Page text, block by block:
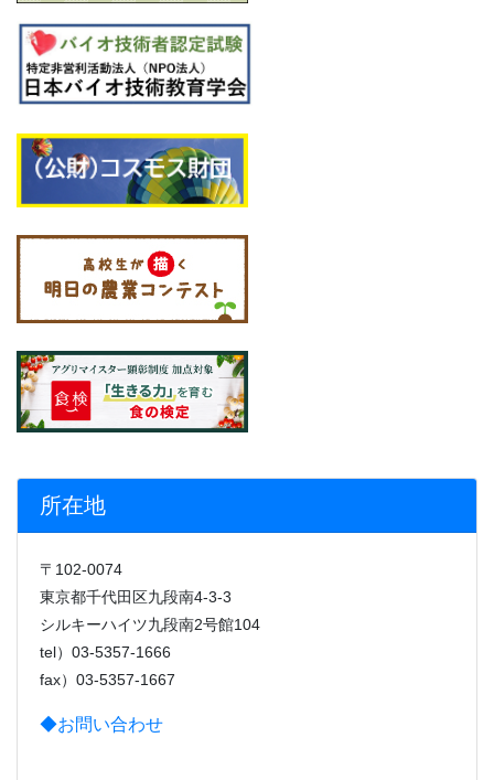
所在地
〒102-0074
東京都千代田区九段南4-3-3
シルキーハイツ九段南2号館104
tel）03-5357-1666
fax）03-5357-1667
◆お問い合わせ